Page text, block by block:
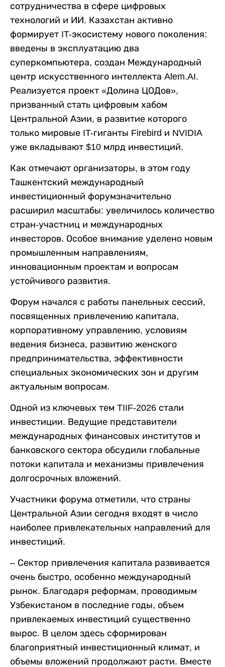
сотрудничества в сфере цифровых
технологий и ИИ. Казахстан активно
формирует IT-экосистему нового поколения:
введены в эксплуатацию два
суперкомпьютера, создан Международный
центр искусственного интеллекта Alem.AI.
Реализуется проект «Долина ЦОДов»,
призванный стать цифровым хабом
Центральной Азии, в развитие которого
только мировые IT-гиганты Firebird и NVIDIA
уже вкладывают $10 млрд инвестиций.
Как отмечают организаторы, в этом году
Ташкентский международный
инвестиционный форумзначительно
расширил масштабы: увеличилось количество
стран-участниц и международных
инвесторов. Особое внимание уделено новым
промышленным направлениям,
инновационным проектам и вопросам
устойчивого развития.
Форум начался с работы панельных сессий,
посвященных привлечению капитала,
корпоративному управлению, условиям
ведения бизнеса, развитию женского
предпринимательства, эффективности
специальных экономических зон и другим
актуальным вопросам.
Одной из ключевых тем TIIF-2026 стали
инвестиции. Ведущие представители
международных финансовых институтов и
банковского сектора обсудили глобальные
потоки капитала и механизмы привлечения
долгосрочных вложений.
Участники форума отметили, что страны
Центральной Азии сегодня входят в число
наиболее привлекательных направлений для
инвестиций.
– Сектор привлечения капитала развивается
очень быстро, особенно международный
рынок. Благодаря реформам, проводимым
Узбекистаном в последние годы, объем
привлекаемых инвестиций существенно
вырос. В целом здесь сформирован
благоприятный инвестиционный климат, и
объемы вложений продолжают расти. Вместе